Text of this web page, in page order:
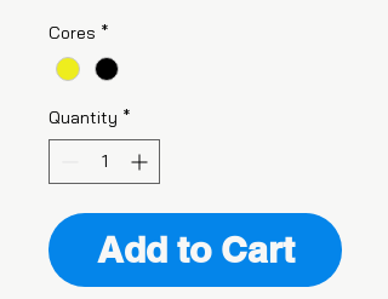
Cores *
Quantity *
Add to Cart